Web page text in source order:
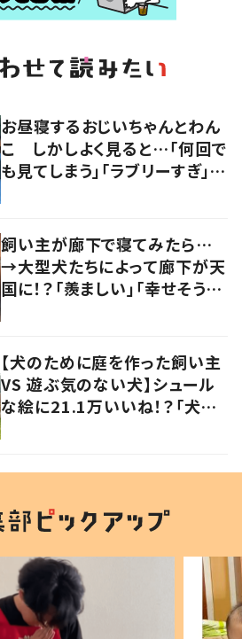
お昼寝するおじいちゃんとわん
こ しかしよく見ると…「何回で
も見てしまう」「ラブリーすぎ」の
飼い主が廊下で寝てみたら…
→大型犬たちによって廊下が天
国に！？「羨ましい」「幸せそう」
【犬のために庭を作った飼い主
VS 遊ぶ気のない犬】シュール
な絵に21.1万いいね！？「犬の